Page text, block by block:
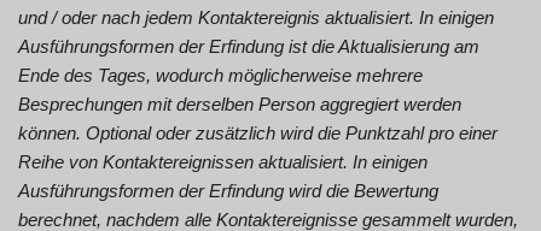
und / oder nach jedem Kontaktereignis aktualisiert. In einigen
Ausführungsformen der Erfindung ist die Aktualisierung am
Ende des Tages, wodurch möglicherweise mehrere
Besprechungen mit derselben Person aggregiert werden
können. Optional oder zusätzlich wird die Punktzahl pro einer
Reihe von Kontaktereignissen aktualisiert. In einigen
Ausführungsformen der Erfindung wird die Bewertung
berechnet, nachdem alle Kontaktereignisse gesammelt wurden,